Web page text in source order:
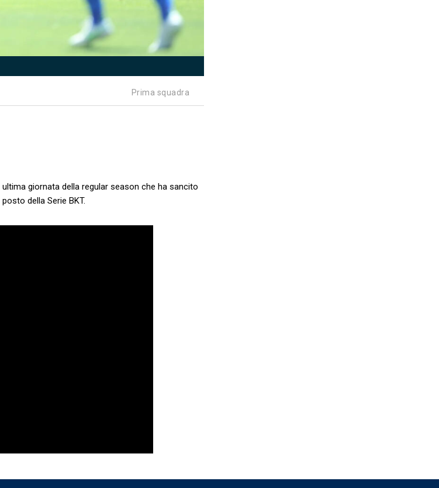
Prima squadra
giornata della regular season che ha sancito
della Serie BKT.